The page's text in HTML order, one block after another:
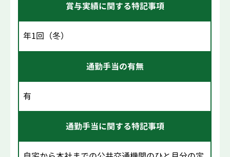
賞与実績に関する特記事項
年1回（冬）
通勤手当の有無
有
通勤手当に関する特記事項